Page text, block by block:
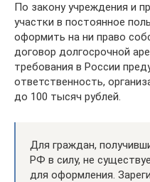
По закону учреждения и
участки в постоянное
оформить на ни право
договор долгосрочной
требования в России
ответственность,
до 100 тысяч рублей.
Для граждан,
РФ в силу, не
для оформления.